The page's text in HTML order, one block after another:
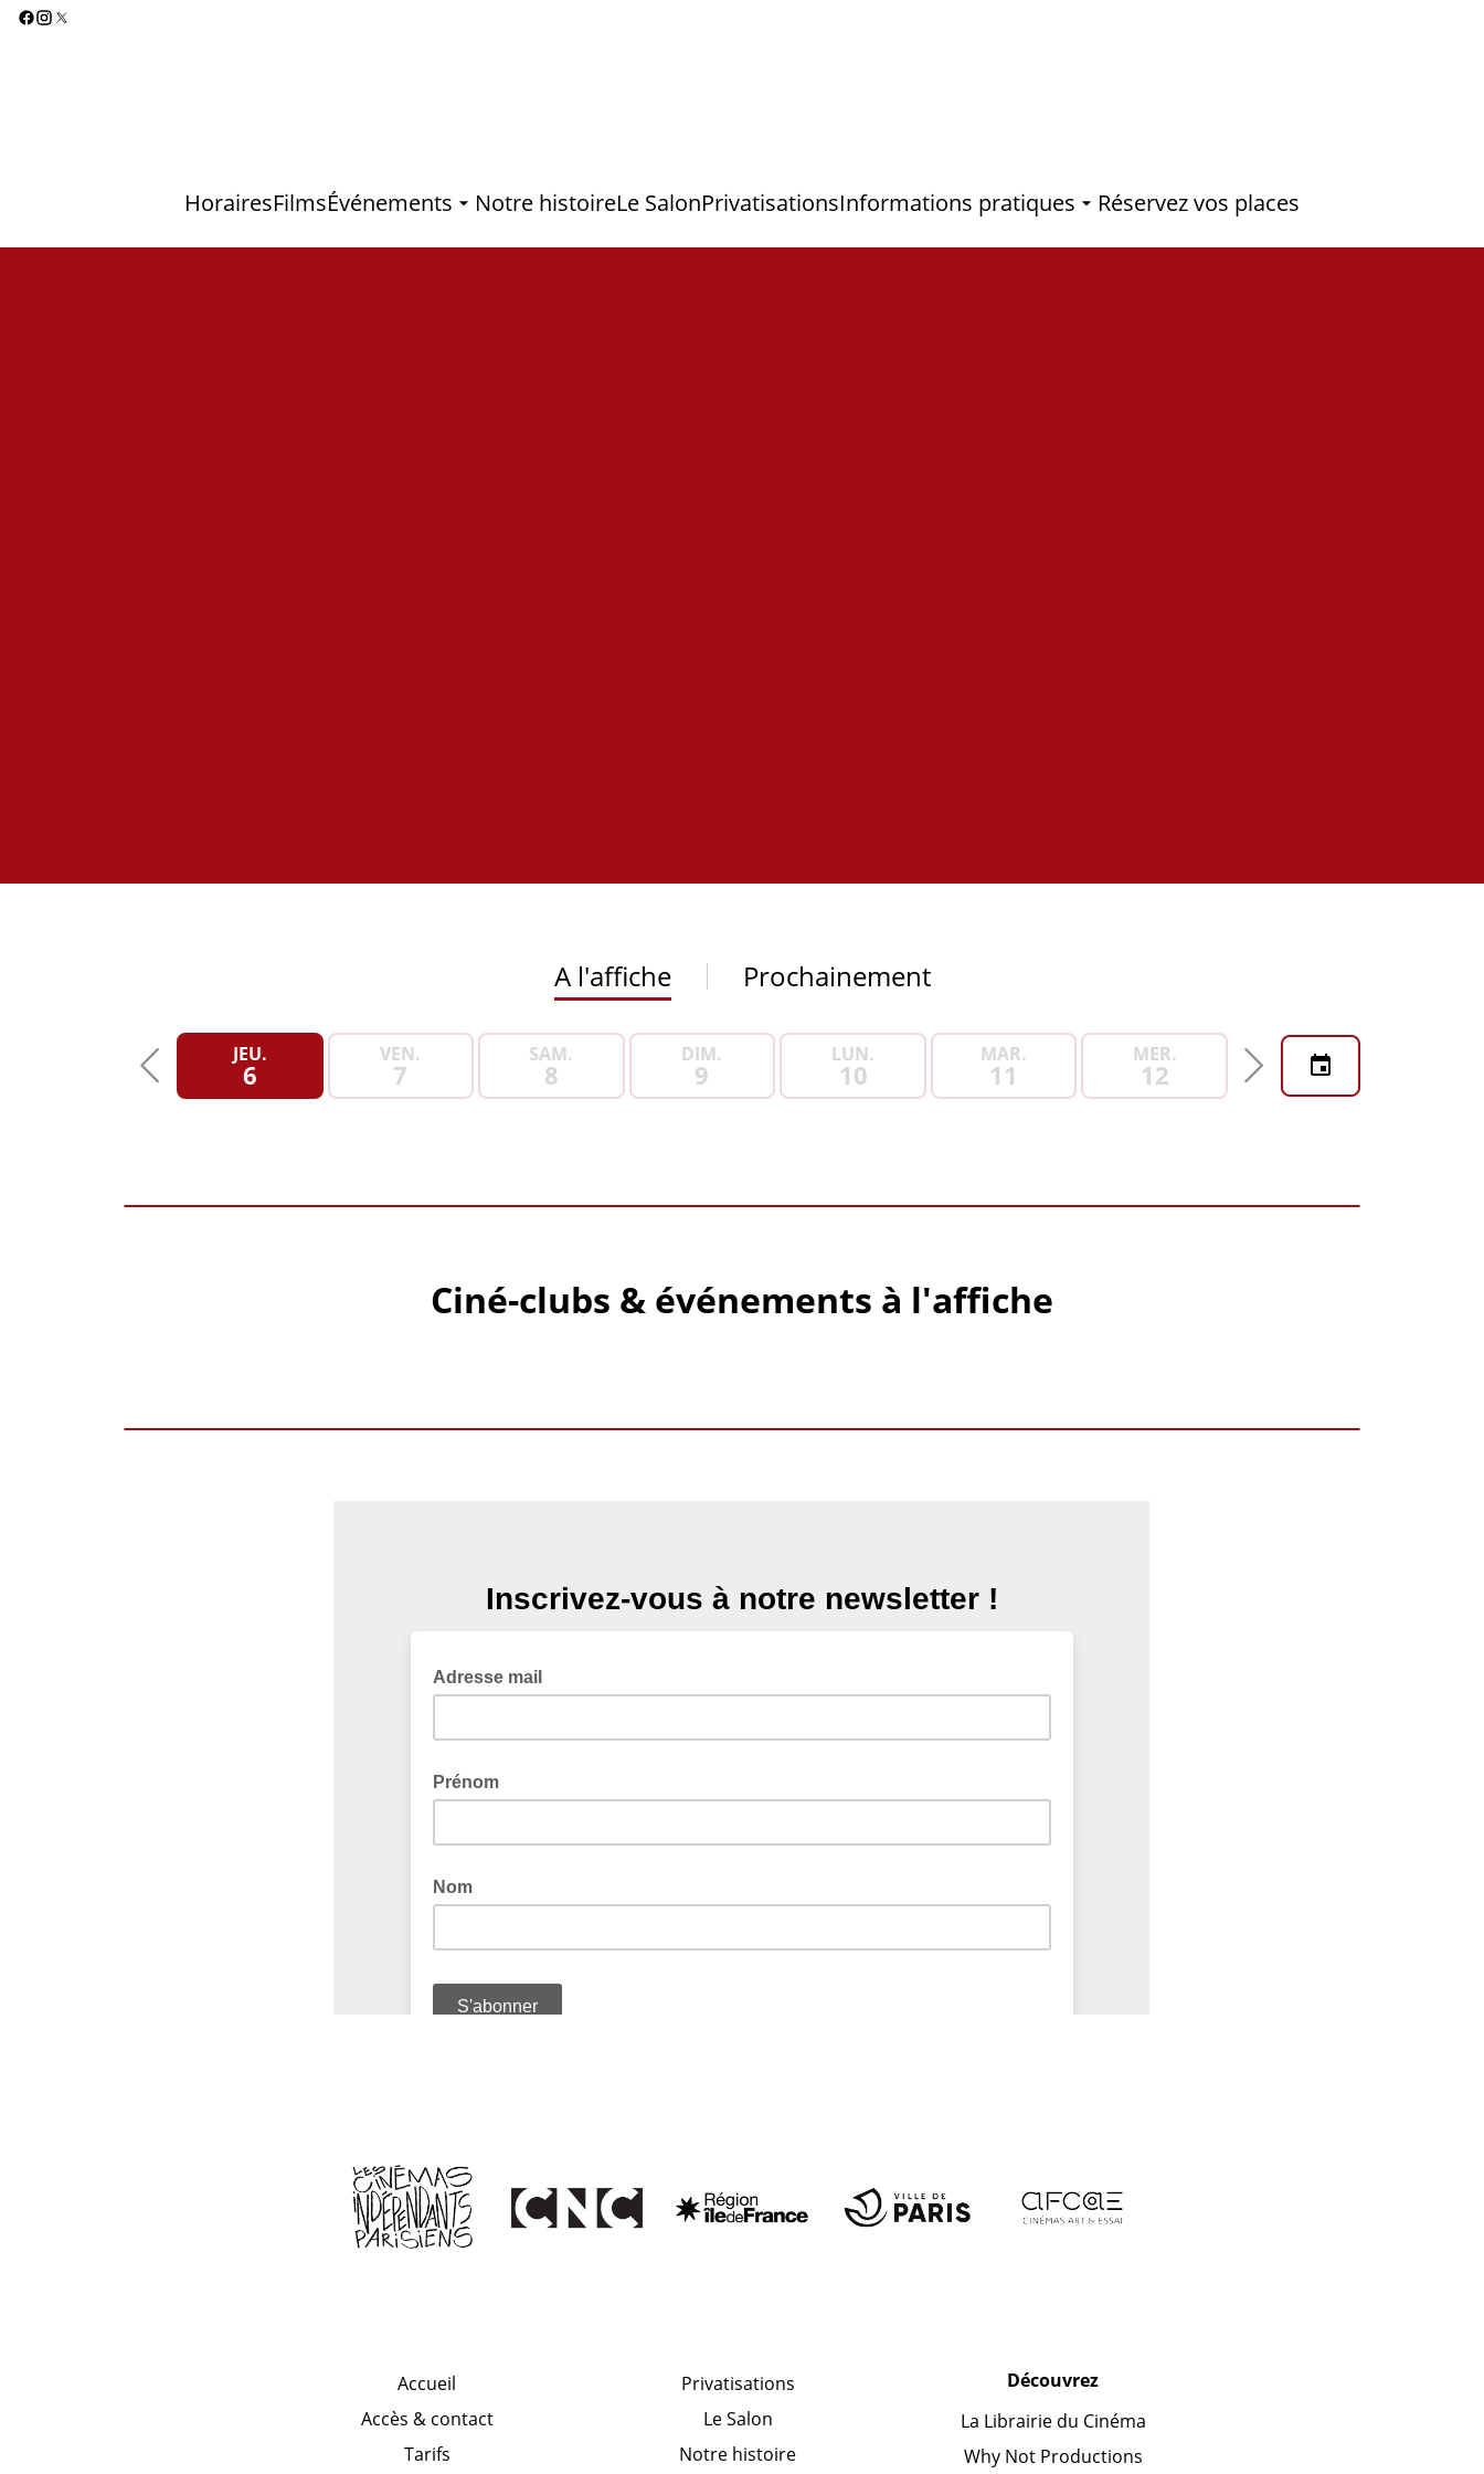
HorairesFilmsÉvénements Notre histoireLe SalonPrivatisationsInformations pratiques Réservez vos places
A l'affiche Prochainement
JEU.
6
VEN.
7
SAM.
8
DIM.
9
LUN.
10
MAR.
11
MER.
12
JEU.
13
Ciné-clubs & événements à l'affiche
Accueil
Accès & contact
Tarifs
Privatisations
Le Salon
Notre histoire
Découvrez
La Librairie du Cinéma
Why Not Productions